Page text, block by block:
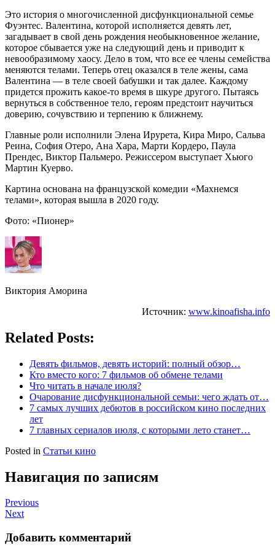
Это история о многочисленной дисфункциональной семье
Фуэнтес. Валентина, которой исполняется девять лет,
загадывает в свой день рождения необыкновенное желание,
которое сбывается уже на следующий день и приводит к
невообразимому хаосу. Дело в том, что все ее члены семейства
меняются телами. Теперь отец оказался в теле жены, сама
Валентина — в теле своей бабушки и так далее. Каждому
придется прожить какое-то время в шкуре другого. Пытаясь
вернуться в собственное тело, героям предстоит научиться
доверию, сочувствию и терпению к ближнему.
Главные роли исполнили Элена Ирурета, Кира Миро, Сальва
Реина, София Отеро, Ана Хара, Марти Кордеро, Паула
Прендес, Виктор Пальмеро. Режиссером выступает Хьюго
Мартин Куерво.
Картина основана на французской комедии «Махнемся
телами», которая вышла в 2020 году.
Фото: «Пионер»
Виктория Аморина
Источник: www.kinoafisha.info
Related Posts:
Девять фильмов, девять историй: полный обзор…
Кто вместо кого: 7 фильмов об обмене телами
Что читать в начале июля?
Очарование дисфункциональной семьи: чего ждать от…
7 самых лучших дебютов в российском кино последних
лет
7 главных сериалов июля, с которыми лето станет…
Posted in Статьи кино
Навигация по записям
Previous
Next
Добавить комментарий